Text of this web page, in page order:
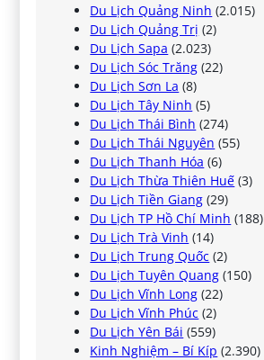
Du Lịch Quảng Ninh (2.015)
Du Lịch Quảng Trị (2)
Du Lịch Sapa (2.023)
Du Lịch Sóc Trăng (22)
Du Lịch Sơn La (8)
Du Lịch Tây Ninh (5)
Du Lịch Thái Bình (274)
Du Lịch Thái Nguyên (55)
Du Lịch Thanh Hóa (6)
Du Lịch Thừa Thiên Huế (3)
Du Lịch Tiền Giang (29)
Du Lịch TP Hồ Chí Minh (188)
Du Lịch Trà Vinh (14)
Du Lịch Trung Quốc (2)
Du Lịch Tuyên Quang (150)
Du Lịch Vĩnh Long (22)
Du Lịch Vĩnh Phúc (2)
Du Lịch Yên Bái (559)
Kinh Nghiệm – Bí Kíp (2.390)